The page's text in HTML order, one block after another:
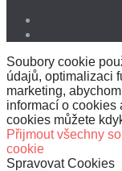
Soubory cookie
údajů, optimalizaci
marketing,
informací o cookies
cookies můžete
Přijmout všechny
cookie
Spravovat Cookies